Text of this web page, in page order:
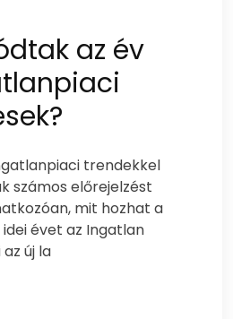
az év
trendekkel
számos előrejelzést
mit hozhat a
évet az Ingatlan
új la